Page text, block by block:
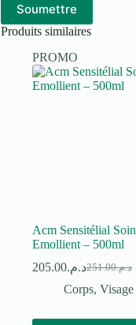
Soumettre
Produits similaires
PROMO
Acm Sensitélial Soin
Emollient – 500ml
د.م.251.00
Le
prix
د.م.205.00
Le
prix
Corps, Visage